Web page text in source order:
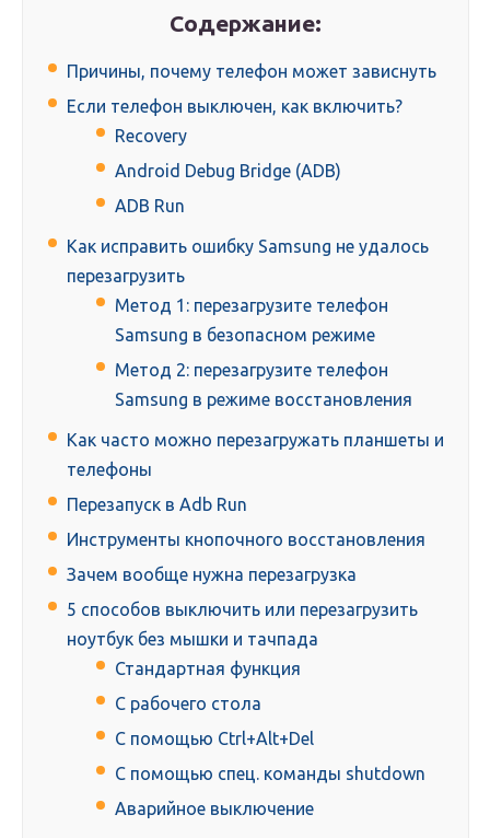
Содержание:
Причины, почему телефон может зависнуть
Если телефон выключен, как включить?
Recovery
Android Debug Bridge (ADB)
ADB Run
Как исправить ошибку Samsung не удалось
перезагрузить
Метод 1: перезагрузите телефон
Samsung в безопасном режиме
Метод 2: перезагрузите телефон
Samsung в режиме восстановления
Как часто можно перезагружать планшеты и
телефоны
Перезапуск в Adb Run
Инструменты кнопочного восстановления
Зачем вообще нужна перезагрузка
5 способов выключить или перезагрузить
ноутбук без мышки и тачпада
Стандартная функция
С рабочего стола
С помощью Ctrl+Alt+Del
С помощью спец. команды shutdown
Аварийное выключение